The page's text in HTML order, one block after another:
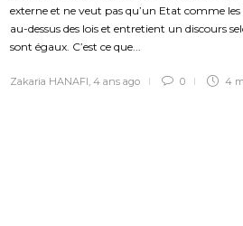
externe et ne veut pas qu’un Etat comme
au-dessus des lois et entretient un discours
sont égaux. C’est ce que...
Zakaria HANAFI, 4 ans ago 0 4